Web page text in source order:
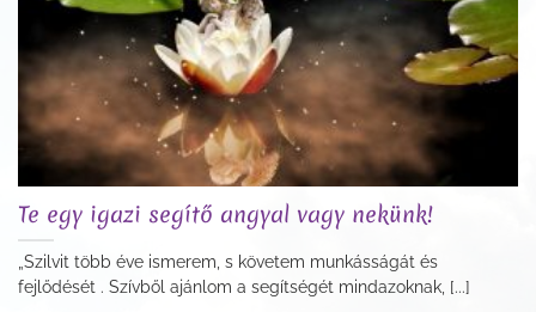
Te egy igazi segítő angyal vagy nekünk!
„Szilvit több éve ismerem, s követem munkásságát és
fejlődését . Szívből ajánlom a segítségét mindazoknak, [...]